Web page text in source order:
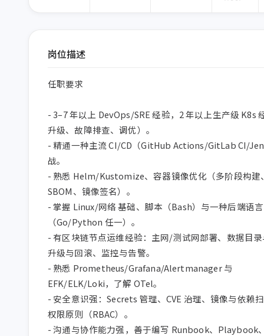
岗位描述
任职要求
- 3–7 年以上 DevOps/SRE 经验，2 年以上生产级 K8s
升级、故障排查、调优）。
- 精通一种主流 CI/CD（GitHub Actions/GitLab CI/
战。
- 熟悉 Helm/Kustomize、容器镜像优化（多阶段构建
SBOM、镜像签名）。
- 掌握 Linux/网络 基础、脚本（Bash）与一种后端语言
（Go/Python 任一）。
- 有区块链节点运维经验：主网/测试网部署、数据目
升级与回滚、监控与告警。
- 熟悉 Prometheus/Grafana/Alertmanager 与
EFK/ELK/Loki，了解 OTel。
- 安全意识强：Secrets 管理、CVE 治理、镜像与依赖
权限原则（RBAC）。
- 沟通与协作能力强，善于编写 Runbook、Playbook